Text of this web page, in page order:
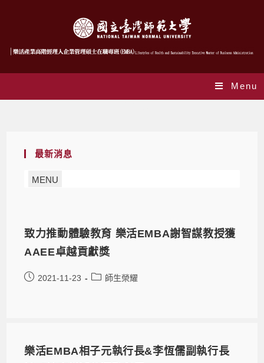
Menu
最新消息
MENU
致力推動體驗教育 樂活EMBA謝智謀教授獲
AAEE卓越貢獻獎
2021-11-23 師生榮耀
樂活EMBA相子元執行長&李恆儒副執行長